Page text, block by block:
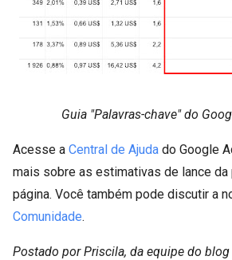
Guia "Palavras-chave" do
Acesse a Central de Ajuda do Google
mais sobre as estimativas de lance da
página. Você também pode discutir a
Comunidade.
Postado por Priscila, da equipe do